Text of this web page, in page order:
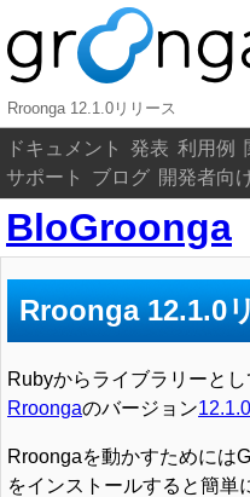
Rroonga 12.1.0リリース
ドキュメント 発表 利用例
サポート
ブログ 開発者向
BloGroonga
Rroonga 12.1.0
Rubyからライブラリーと
Rroongaのバージョン12.1.0
Rroongaを動かすためには
をインストールすると簡単